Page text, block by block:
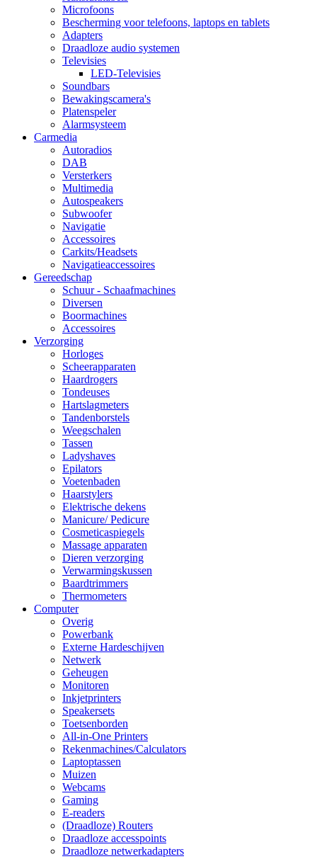
Microfoons
Bescherming voor telefoons, laptops en tablets
Adapters
Draadloze audio systemen
Televisies
LED-Televisies
Soundbars
Bewakingscamera's
Platenspeler
Alarmsysteem
Carmedia
Autoradios
DAB
Versterkers
Multimedia
Autospeakers
Subwoofer
Navigatie
Accessoires
Carkits/Headsets
Navigatieaccessoires
Gereedschap
Schuur - Schaafmachines
Diversen
Boormachines
Accessoires
Verzorging
Horloges
Scheerapparaten
Haardrogers
Tondeuses
Hartslagmeters
Tandenborstels
Weegschalen
Tassen
Ladyshaves
Epilators
Voetenbaden
Haarstylers
Elektrische dekens
Manicure/ Pedicure
Cosmeticaspiegels
Massage apparaten
Dieren verzorging
Verwarmingskussen
Baardtrimmers
Thermometers
Computer
Overig
Powerbank
Externe Hardeschijven
Netwerk
Geheugen
Monitoren
Inkjetprinters
Speakersets
Toetsenborden
All-in-One Printers
Rekenmachines/Calculators
Laptoptassen
Muizen
Webcams
Gaming
E-readers
(Draadloze) Routers
Draadloze accesspoints
Draadloze netwerkadapters